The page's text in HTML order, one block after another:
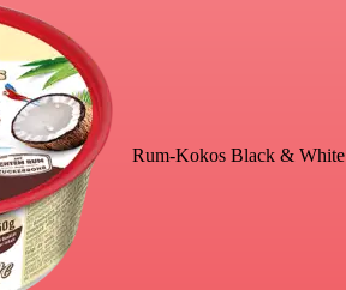
Rum-Kokos Black & White